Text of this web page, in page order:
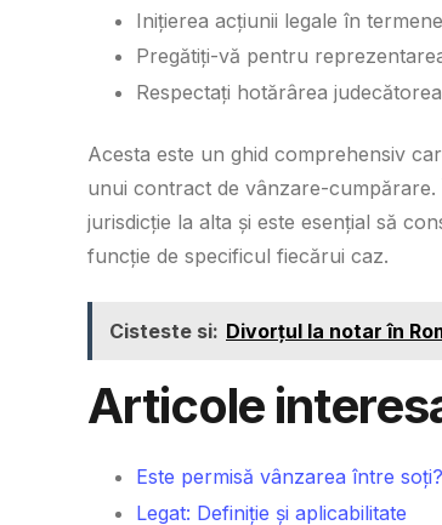
Inițierea acțiunii legale în
Pregătiți-vă pentru
Respectați hotărârea
Acesta este un ghid comprehensiv
unui contract de vânzare-cumpărare.
jurisdicție la alta și este esențial să
funcție de specificul fiecărui caz.
Cisteste si: Divorțul la notar în
Articole
Este permisă vânzarea între
Legat: Definiție și aplicabilitate